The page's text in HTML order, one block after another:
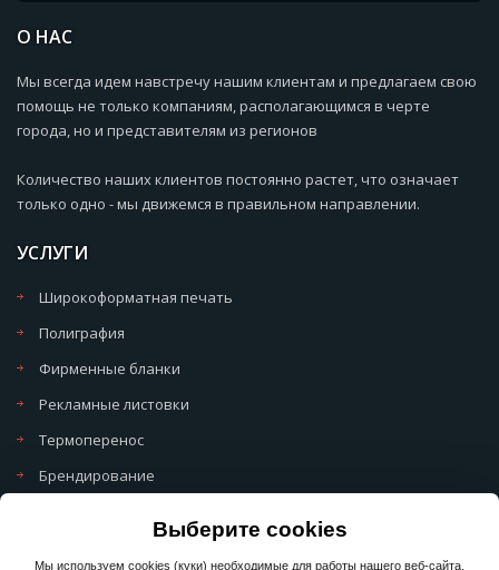
Выберите cookies
Мы используем cookies (куки) необходимые для работы нашего веб-сайта.
О НАС
Мы всегда идем навстречу нашим клиентам и предлагаем свою
помощь не только компаниям, располагающимся в черте
города, но и представителям из регионов
Количество наших клиентов постоянно растет, что означает
только одно - мы движемся в правильном направлении.
УСЛУГИ
Широкоформатная печать
Полиграфия
Фирменные бланки
Рекламные листовки
Термоперенос
Брендирование
Политика обработки персональных данных